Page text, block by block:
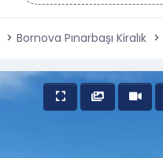
Bornova Pınarbaşı Kiralık